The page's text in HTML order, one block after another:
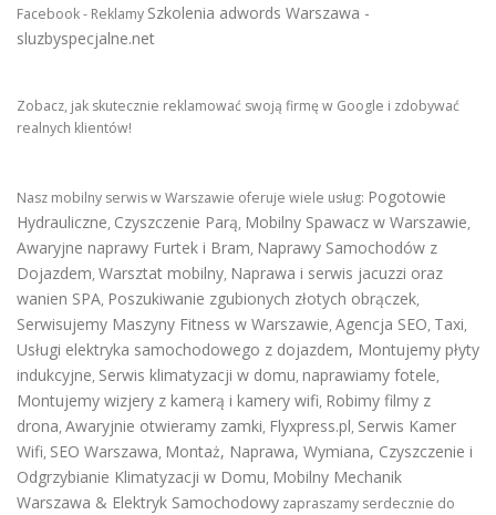
Facebook - Reklamy Szkolenia adwords Warszawa -
sluzbyspecjalne.net
Zobacz, jak skutecznie reklamować swoją firmę w Google i zdobywać
realnych klientów!
Nasz mobilny serwis w Warszawie oferuje wiele usług: Pogotowie
Hydrauliczne, Czyszczenie Parą, Mobilny Spawacz w Warszawie,
Awaryjne naprawy Furtek i Bram, Naprawy Samochodów z
Dojazdem, Warsztat mobilny, Naprawa i serwis jacuzzi oraz
wanien SPA, Poszukiwanie zgubionych złotych obrączek,
Serwisujemy Maszyny Fitness w Warszawie, Agencja SEO, Taxi,
Usługi elektryka samochodowego z dojazdem, Montujemy płyty
indukcyjne, Serwis klimatyzacji w domu, naprawiamy fotele,
Montujemy wizjery z kamerą i kamery wifi, Robimy filmy z
drona, Awaryjnie otwieramy zamki, Flyxpress.pl, Serwis Kamer
Wifi, SEO Warszawa, Montaż, Naprawa, Wymiana, Czyszczenie i
Odgrzybianie Klimatyzacji w Domu, Mobilny Mechanik
Warszawa & Elektryk Samochodowy zapraszamy serdecznie do